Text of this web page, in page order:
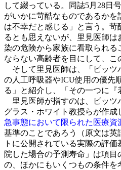
して綴っている。同誌5月28日
がいかに苛酷なものであるかを
は不幸だと感じる」と言う。
るとも思えないが、里見医師
染の危険から家族に看取られ
ならない高齢者を目にして、こ
そして里見医師は、「ピッツ
の人工呼吸器やICU使用の優先
る」と紹介し、「その一つに『
里見医師が指すのは、ピッツ
グラス・ホワイト教授らが作成
急事態において限られた医療資
基準のことであろう（原文は英
トに公開されている実際の評
院した場合の予測寿命」は項
の、ほかにもいくつもの条件を